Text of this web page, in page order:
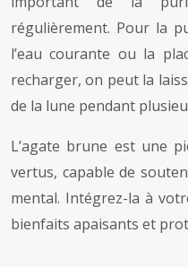
régulièrement. Pour la
l’eau courante ou la
recharger, on peut la
de la lune pendant
L’agate brune est une
vertus, capable de
mental. Intégrez-la à
bienfaits apaisants et